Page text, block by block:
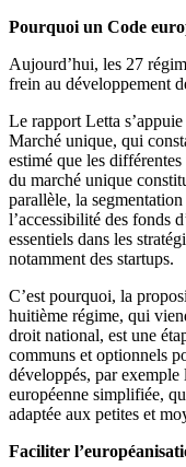
Pourquoi un Code
Aujourd’hui, les 27
frein au développement
Le rapport Letta
Marché unique, qui
estimé que les
du marché unique
parallèle, la
l’accessibilité des fonds
essentiels dans les
notamment des startups.
C’est pourquoi, la
huitième régime, qui
droit national, est une
communs et optionnels
développés, par exemple
européenne simplifiée,
adaptée aux petites et
Faciliter